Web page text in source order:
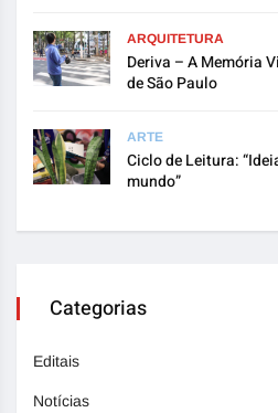
ARQUITETURA
Deriva – A Memória
de São Paulo
ARTE
Ciclo de Leitura:
mundo”
Categorias
Editais
Notícias